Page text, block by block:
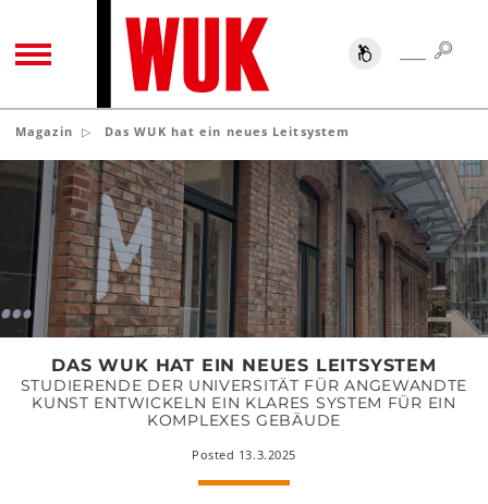
TOGGLE NAVIGATION SUCHE
Magazin Das WUK hat ein neues Leitsystem
Das
WUK
hat
ein
neues
Leitsystem
DAS WUK HAT EIN NEUES LEITSYSTEM
STUDIERENDE DER UNIVERSITÄT FÜR ANGEWANDTE
KUNST ENTWICKELN EIN KLARES SYSTEM FÜR EIN
KOMPLEXES GEBÄUDE
Posted 13.3.2025